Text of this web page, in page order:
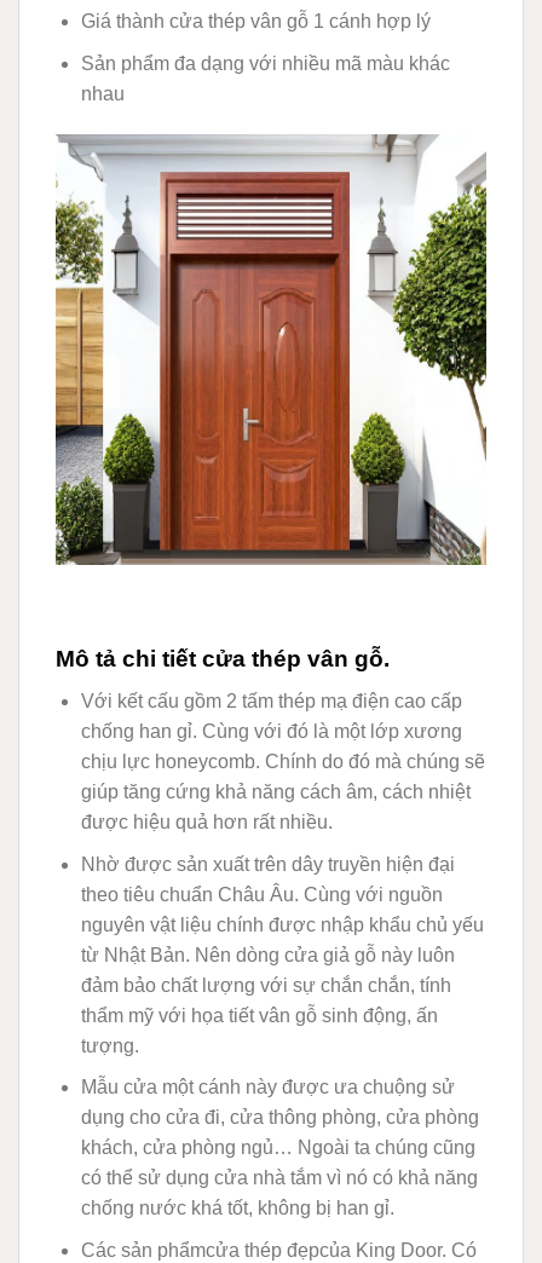
Giá thành cửa thép vân gỗ 1 cánh hợp lý
Sản phẩm đa dạng với nhiều mã màu khác
nhau
Mô tả chi tiết cửa thép vân gỗ.
Với kết cấu gồm 2 tấm thép mạ điện cao cấp
chống han gỉ. Cùng với đó là một lớp xương
chịu lực honeycomb. Chính do đó mà chúng sẽ
giúp tăng cứng khả năng cách âm, cách nhiệt
được hiệu quả hơn rất nhiều.
Nhờ được sản xuất trên dây truyền hiện đại
theo tiêu chuẩn Châu Âu. Cùng với nguồn
nguyên vật liệu chính được nhập khẩu chủ yếu
từ Nhật Bản. Nên dòng cửa giả gỗ này luôn
đảm bảo chất lượng với sự chắn chắn, tính
thẩm mỹ với họa tiết vân gỗ sinh động, ấn
tượng.
Mẫu cửa một cánh này được ưa chuộng sử
dụng cho cửa đi, cửa thông phòng, cửa phòng
khách, cửa phòng ngủ… Ngoài ta chúng cũng
có thể sử dụng cửa nhà tắm vì nó có khả năng
chống nước khá tốt, không bị han gỉ.
Các sản phẩmcửa thép đẹpcủa King Door. Có